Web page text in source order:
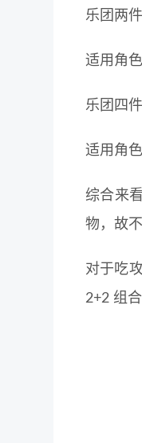
乐团两
适用角
乐团四
适用角
综合来
物，故
对于吃
2+2 组